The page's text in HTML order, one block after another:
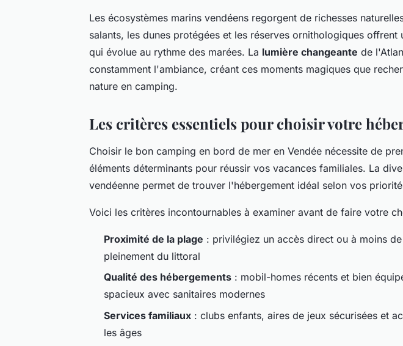
Les écosystèmes marins vendéens regorgent de richesses
salants, les dunes protégées et les réserves ornithologiques offrent
qui évolue au rythme des marées. La lumière changeante de
constamment l'ambiance, créant ces moments magiques que
nature en camping.
Les critères essentiels pour choisir votre
Choisir le bon camping en bord de mer en Vendée nécessite de
éléments déterminants pour réussir vos vacances familiales. La
vendéenne permet de trouver l'hébergement idéal selon vos
Voici les critères incontournables à examiner avant de faire votre
Proximité de la plage : privilégiez un accès direct ou à moins
pleinement du littoral
Qualité des hébergements : mobil-homes récents et bien
spacieux avec sanitaires modernes
Services familiaux : clubs enfants, aires de jeux sécurisées et
les âges